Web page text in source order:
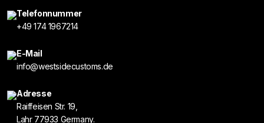
Telefonnummer
+49 174 1967214
E-Mail
info@westsidecustoms.de
Adresse
Raiffeisen Str. 19,
Lahr 77933 Germany.